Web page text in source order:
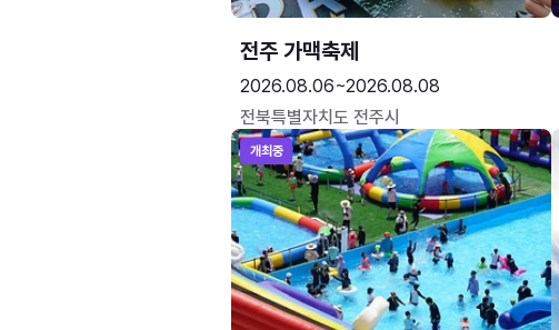
전주 가맥축제
2026.08.06~2026.08.08
전북특별자치도 전주시
개최중